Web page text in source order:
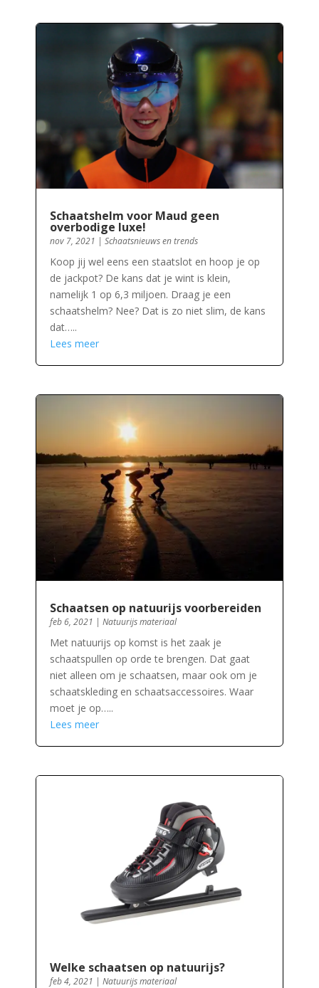
Schaatshelm voor Maud geen
overbodige luxe!
nov 7, 2021 | Schaatsnieuws en trends
Koop jij wel eens een staatslot en hoop je op
de jackpot? De kans dat je wint is klein,
namelijk 1 op 6,3 miljoen. Draag je een
schaatshelm? Nee? Dat is zo niet slim, de kans
dat…..
Lees meer
Schaatsen op natuurijs voorbereiden
feb 6, 2021 | Natuurijs materiaal
Met natuurijs op komst is het zaak je
schaatspullen op orde te brengen. Dat gaat
niet alleen om je schaatsen, maar ook om je
schaatskleding en schaatsaccessoires. Waar
moet je op…..
Lees meer
Welke schaatsen op natuurijs?
feb 4, 2021 | Natuurijs materiaal